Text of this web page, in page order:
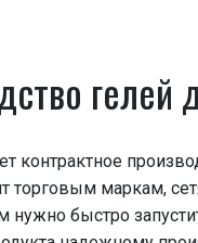
гелей
торговым маркам,
быстро